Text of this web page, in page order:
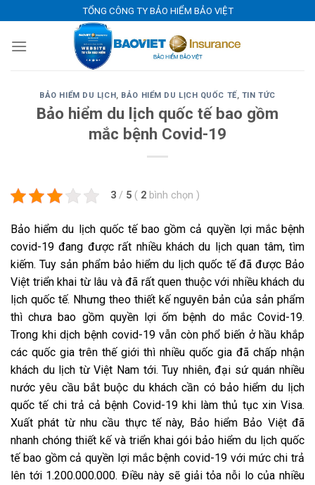
to
content
TỔNG CÔNG TY BẢO HIỂM BẢO VIỆT
BẢO HIỂM DU LỊCH, BẢO HIỂM DU LỊCH QUỐC TẾ, TIN TỨC
Bảo hiểm du lịch quốc tế bao gồm
mắc bệnh Covid-19
3 / 5 ( 2 bình chọn )
Bảo hiểm du lịch quốc tế bao gồm cả quyền lợi mắc bệnh
covid-19 đang được rất nhiều khách du lịch quan tâm, tìm
kiếm. Tuy sản phẩm bảo hiểm du lịch quốc tế đã được Bảo
Việt triển khai từ lâu và đã rất quen thuộc với nhiều khách du
lịch quốc tế. Nhưng theo thiết kế nguyên bản của sản phẩm
thì chưa bao gồm quyền lợi ốm bệnh do mắc Covid-19.
Trong khi dịch bệnh covid-19 vẫn còn phổ biến ở hầu khắp
các quốc gia trên thế giới thì nhiều quốc gia đã chấp nhận
khách du lịch từ Việt Nam tới. Tuy nhiên, đại sứ quán nhiều
nước yêu cầu bắt buộc du khách cần có bảo hiểm du lịch
quốc tế chi trả cả bệnh Covid-19 khi làm thủ tục xin Visa.
Xuất phát từ nhu cầu thực tế này, Bảo hiểm Bảo Việt đã
nhanh chóng thiết kế và triển khai gói bảo hiểm du lịch quốc
tế bao gồm cả quyền lợi mắc bệnh covid-19 với mức chi trả
lên tới 1.200.000.000. Điều này sẽ giải tỏa nỗi lo của nhiều